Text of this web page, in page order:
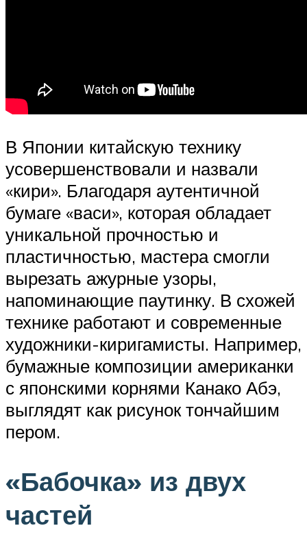
В Японии китайскую технику
усовершенствовали и назвали
«кири». Благодаря аутентичной
бумаге «васи», которая обладает
уникальной прочностью и
пластичностью, мастера смогли
вырезать ажурные узоры,
напоминающие паутинку. В схожей
технике работают и современные
художники-киригамисты. Например,
бумажные композиции американки
с японскими корнями Канако Абэ,
выглядят как рисунок тончайшим
пером.
«Бабочка» из двух
частей